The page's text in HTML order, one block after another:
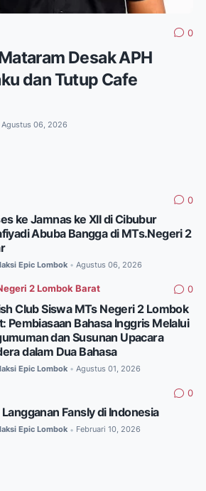
0
Desak APH
dan Tutup Cafe
Agustus 06, 2026
0
ke Jamnas ke XII di Cibubur
Abuba Bangga di MTs.Negeri 2
Epic Lombok • Agustus 06, 2026
2 Lombok Barat 0
Club Siswa MTs Negeri 2 Lombok
Pembiasaan Bahasa Inggris Melalui
dan Susunan Upacara
dalam Dua Bahasa
Epic Lombok • Agustus 01, 2026
0
Fansly di Indonesia
Epic Lombok • Februari 10, 2026